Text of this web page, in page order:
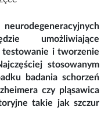
umożliwiające
testowanie i tworzenie
stosowanym
badania schorzeń
czy pląsawica
takie jak szczur